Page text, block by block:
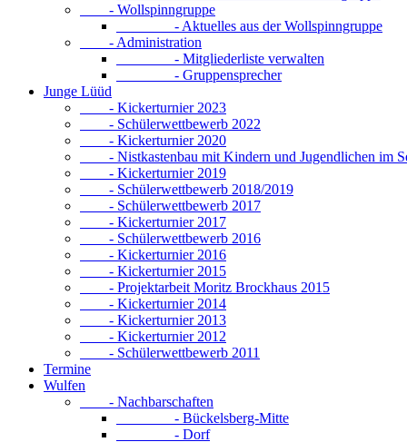
- Wollspinngruppe
- Aktuelles aus der Wollspinngruppe
- Administration
- Mitgliederliste verwalten
- Gruppensprecher
Junge Lüüd
- Kickerturnier 2023
- Schülerwettbewerb 2022
- Kickerturnier 2020
- Nistkastenbau mit Kindern und Jugendlichen im
- Kickerturnier 2019
- Schülerwettbewerb 2018/2019
- Schülerwettbewerb 2017
- Kickerturnier 2017
- Schülerwettbewerb 2016
- Kickerturnier 2016
- Kickerturnier 2015
- Projektarbeit Moritz Brockhaus 2015
- Kickerturnier 2014
- Kickerturnier 2013
- Kickerturnier 2012
- Schülerwettbewerb 2011
Termine
Wulfen
- Nachbarschaften
- Bückelsberg-Mitte
- Dorf